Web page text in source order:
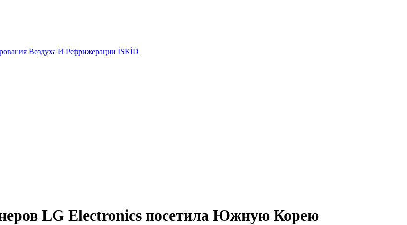
Воздуха И Рефрижерации İSKİD
LG Electronics посетила Южную Корею